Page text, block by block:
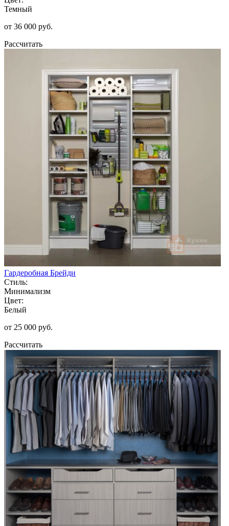
Темный
от 36 000 руб.
Рассчитать
Гардеробная Брейди
Стиль:
Минимализм
Цвет:
Белый
от 25 000 руб.
Рассчитать